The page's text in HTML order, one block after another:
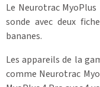
Le Neurotrac
sonde avec deux
bananes.
Les appareils de la
comme Neurotrac